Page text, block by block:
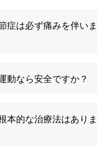
活習慣の改善により
可能です。
よる特定の病態を指
中でも最も一般的な
症は必ず痛みを伴い
が現れることが多い
度は必ずしも一致しま
れば、進行した変形
。
動なら安全ですか？
痛みの様子を見なが
大切です。個人差が
されます。
本的な治療法はあり